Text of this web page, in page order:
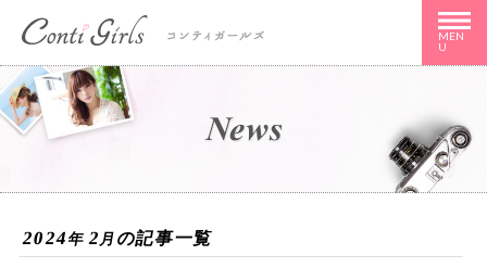
MEN
U
2024年 2月の記事一覧